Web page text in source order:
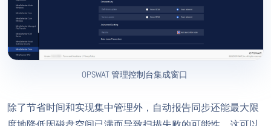
OPSWAT 管理控制台集成窗口
除了节省时间和实现集中管理外，自动报告同步还能最大限